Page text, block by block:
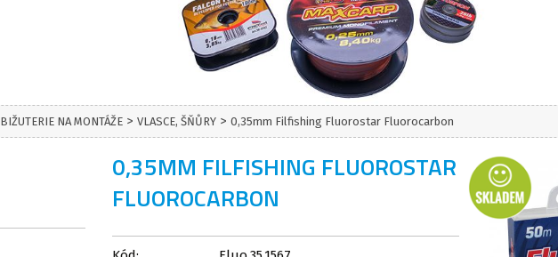
BIŽUTERIE NA MONTÁŽE > VLASCE, ŠŇŮRY > 0,35mm Filfishing Fluorostar Fluorocarbon
0,35MM FILFISHING FLUOROSTAR
FLUOROCARBON